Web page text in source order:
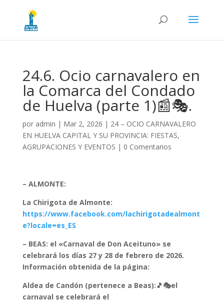
24.6. Ocio carnavalero en
la Comarca del Condado
de Huelva (parte 1)📰🎭.
por admin | Mar 2, 2026 | 24 – OCIO CARNAVALERO
EN HUELVA CAPITAL Y SU PROVINCIA: FIESTAS,
AGRUPACIONES Y EVENTOS | 0 Comentarios
– ALMONTE:
La Chirigota de Almonte:
https://www.facebook.com/lachirigotadealmont
e?locale=es_ES
– BEAS: el «Carnaval de Don Aceituno» se
celebrará los días 27 y 28 de febrero de 2026.
Información obtenida de la página:
Aldea de Candón (pertenece a Beas):🎵🎭el
carnaval se celebrará el